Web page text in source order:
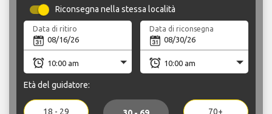
Riconsegna nella stessa località
Data di ritiro Data di riconsegna
Età del guidatore:
18 - 29 70+